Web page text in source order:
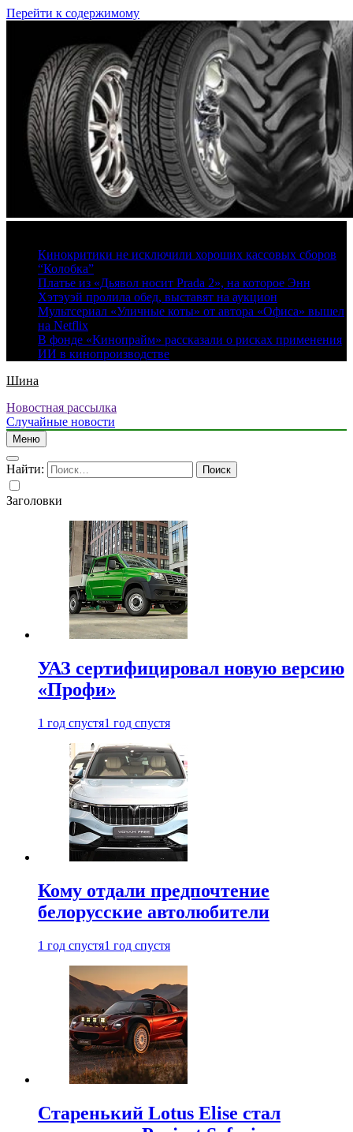
Перейти к содержимому
Кинокритики не исключили хороших кассовых сборов
“Колобка”
Платье из «Дьявол носит Prada 2», на которое Энн
Хэтэуэй пролила обед, выставят на аукцион
Мультсериал «Уличные коты» от автора «Офиса» вышел
на Netflix
В фонде «Кинопрайм» рассказали о рисках применения
ИИ в кинопроизводстве
Шина
Новостная рассылка
Случайные новости
Меню
Найти:
Заголовки
УАЗ сертифицировал новую версию
«Профи»
1 год спустя1 год спустя
Кому отдали предпочтение
белорусские автолюбители
1 год спустя1 год спустя
Старенький Lotus Elise стал